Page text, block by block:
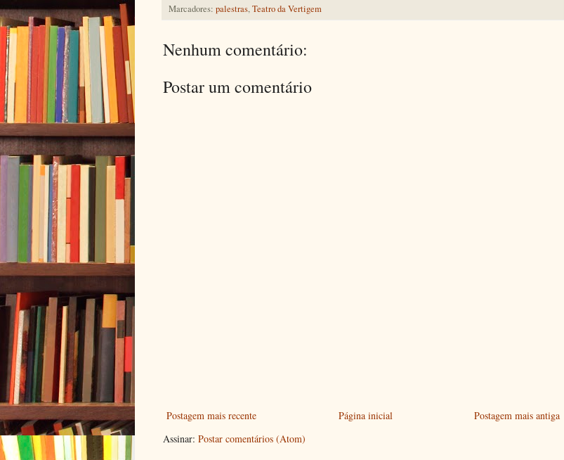
Marcadores: palestras,Teatro da Vertigem
Nenhum comentário:
Postar um comentário
Postagem mais recente Postagem mais antiga
Página inicial
Assinar: Postar comentários (Atom)